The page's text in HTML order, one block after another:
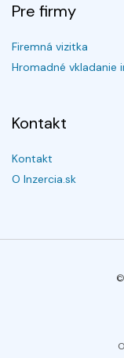
Pre firmy
Firemná vizitka
Hromadné vkladanie
Kontakt
Kontakt
O Inzercia.sk